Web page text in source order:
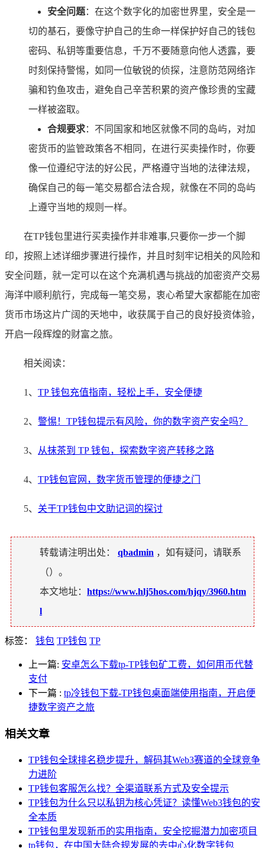
安全问题：在这个数字化的加密世界里，安全是一
切的基石，要像守护自己的生命一样保护好自己的钱包
密码、私钥等重要信息，千万不要随意向他人透露，要
时刻保持警惕，如同一位敏锐的侦探，注意防范网络诈
骗和钓鱼攻击，避免自己辛苦积累的资产像珍贵的宝藏
一样被盗取。
合规要求：不同国家和地区就像不同的岛屿，对加
密货币的监管政策各不相同，在进行买卖操作时，你要
像一位遵纪守法的好公民，严格遵守当地的法律法规，
确保自己的每一笔交易都合法合规，就像在不同的岛屿
上遵守当地的规则一样。
在TP钱包里进行买卖操作并非难事,只要你一步一个脚
印，按照上述详细步骤进行操作，并且时刻牢记相关的风险和
安全问题，就一定可以在这个充满机遇与挑战的加密资产交易
海洋中顺利航行，完成每一笔交易，衷心希望大家都能在加密
货币市场这片广阔的天地中，收获属于自己的良好投资体验，
开启一段辉煌的财富之旅。
相关阅读：
1、 TP 钱包充值指南，轻松上手，安全便捷
2、 警惕！TP钱包提示有风险，你的数字资产安全吗？
3、 从抹茶到 TP 钱包，探索数字资产转移之路
4、 TP钱包官网，数字货币管理的便捷之门
5、 关于TP钱包中文助记词的探讨
转载请注明出处： qbadmin ，如有疑问，请联系
（）。
本文地址： https://www.hlj5hos.com/hjqy/3960.htm
l
标签： 钱包 TP钱包 TP
上一篇: 安卓怎么下载tp-TP钱包矿工费，如何用币代替
支付
下一篇 : tp冷钱包下载-TP钱包桌面端使用指南，开启便
捷数字资产之旅
相关文章
TP钱包全球排名稳步提升，解码其Web3赛道的全球竞争
力进阶
TP钱包客服怎么找？全渠道联系方式及安全提示
TP钱包为什么只以私钥为核心凭证？读懂Web3钱包的安
全本质
TP钱包里发现新币的实用指南，安全挖掘潜力加密项目
tp钱包，在中国大陆合规发展的去中心化数字钱包